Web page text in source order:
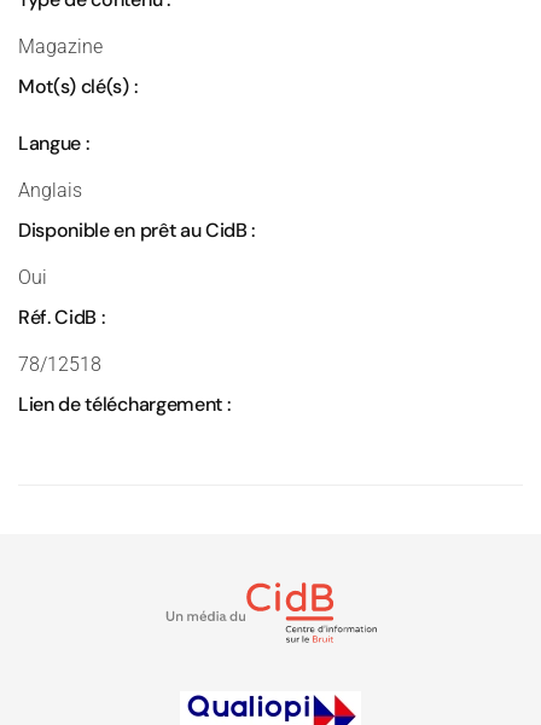
Magazine
Mot(s) clé(s) :
Langue :
Anglais
Disponible en prêt au CidB :
Oui
Réf. CidB :
78/12518
Lien de téléchargement :